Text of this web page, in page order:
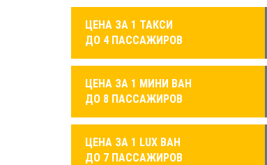
ЦЕНА ЗА 1 ТАКСИ
ДО 4 ПАССАЖИРОВ
ЦЕНА ЗА 1 МИНИ ВАН
ДО 8 ПАССАЖИРОВ
ЦЕНА ЗА 1 LUX ВАН
ДО 7 ПАССАЖИРОВ